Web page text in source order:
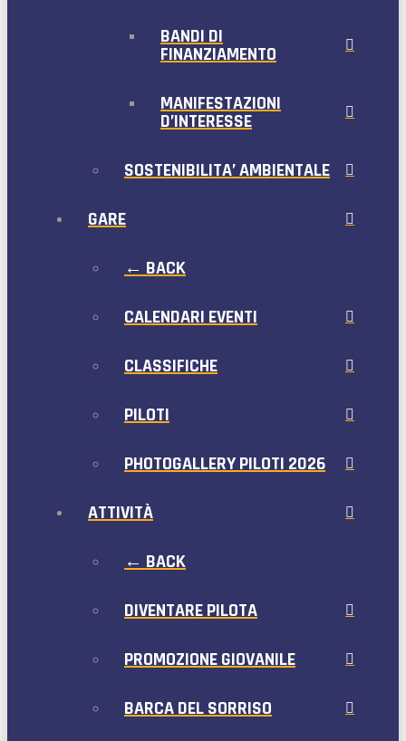
BANDI DI
FINANZIAMENTO
MANIFESTAZIONI
D’INTERESSE
SOSTENIBILITA’ AMBIENTALE
GARE
← BACK
CALENDARI EVENTI
CLASSIFICHE
PILOTI
PHOTOGALLERY PILOTI 2026
ATTIVITÀ
← BACK
DIVENTARE PILOTA
PROMOZIONE GIOVANILE
BARCA DEL SORRISO